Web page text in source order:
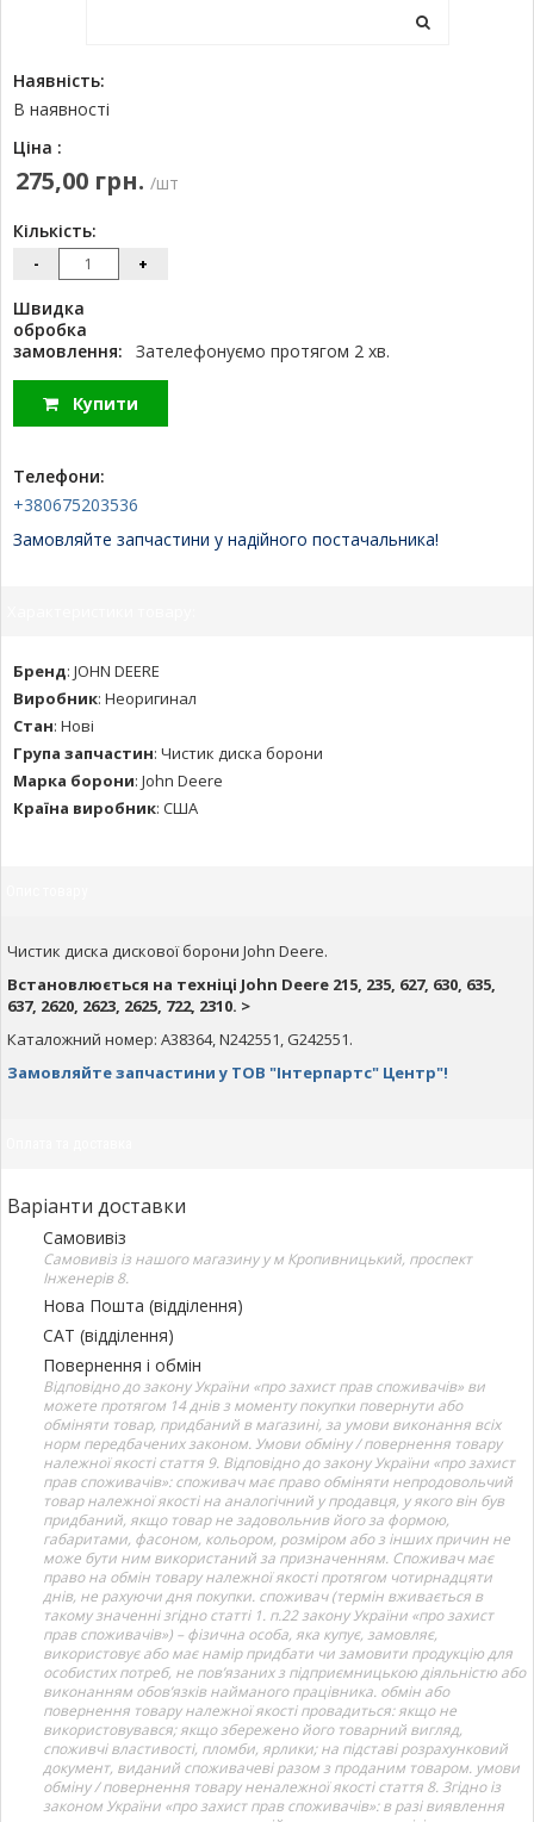
Наявність:
В наявності
Ціна :
275,00 грн. /шт
Кількість:
- +
Швидка
обробка
замовлення:
Зателефонуємо протягом 2 хв.
Купити
Телефони:
+380675203536
Замовляйте запчастини у надійного постачальника!
Бренд: JOHN DEERE
Виробник: Неоригинал
Стан: Нові
Група запчастин: Чистик диска борони
Марка борони: John Deere
Країна виробник: США
Чистик диска дискової борони John Deere.
Встановлюється на техніці John Deere 215, 235, 627, 630, 635,
637, 2620, 2623, 2625, 722, 2310. >
Каталожний номер: A38364, N242551, G242551.
Замовляйте запчастини у ТОВ "Інтерпартс" Центр"!
Варіанти доставки
Самовивіз
Самовивіз із нашого магазину у м Кропивницький, проспект
Інженерів 8.
Нова Пошта (відділення)
САТ (відділення)
Повернення і обмін
Відповідно до закону України «про захист прав споживачів» ви
можете протягом 14 днів з моменту покупки повернути або
обміняти товар, придбаний в магазині, за умови виконання всіх
норм передбачених законом. Умови обміну / повернення товару
належної якості стаття 9. Відповідно до закону України «про захист
прав споживачів»: споживач має право обміняти непродовольчий
товар належної якості на аналогічний у продавця, у якого він був
придбаний, якщо товар не задовольнив його за формою,
габаритами, фасоном, кольором, розміром або з інших причин не
може бути ним використаний за призначенням. Споживач має
право на обмін товару належної якості протягом чотирнадцяти
днів, не рахуючи дня покупки. споживач (термін вживається в
такому значенні згідно статті 1. п.22 закону України «про захист
прав споживачів») – фізична особа, яка купує, замовляє,
використовує або має намір придбати чи замовити продукцію для
особистих потреб, не пов’язаних з підприємницькою діяльністю або
виконанням обов’язків найманого працівника. обмін або
повернення товару належної якості провадиться: якщо не
використовувався; якщо збережено його товарний вигляд,
споживчі властивості, пломби, ярлики; на підставі розрахунковий
документ, виданий споживачеві разом з проданим товаром. умови
обміну / повернення товару неналежної якості стаття 8. Згідно із
законом України «про захист прав споживачів»: в разі виявлення